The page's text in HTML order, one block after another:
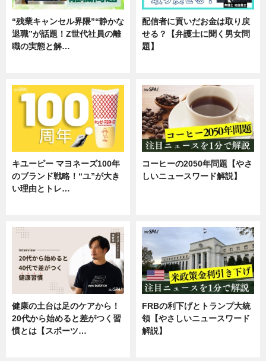
“残業キャンセル界隈”“静かな
退職”が話題！Z世代社員の離
職の実態と解…
配信者に貢いだお金は取り戻
せる？【弁護士に聞く男女問
題】
キユーピー マヨネーズ100年
のブランド戦略！“ユ”が大き
い理由とトレ…
コーヒーの2050年問題【やさ
しいニュースワード解説】
健康の土台は足のケアから！
20代から始めると差がつく習
慣とは【スポーツ…
FRBの利下げとトランプ大統
領【やさしいニュースワード
解説】